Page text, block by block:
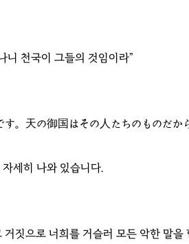
니 천국이 그들의 것임이라”
。天の御国はその人たちのものだか
세히 나와 있습니다.
짓으로 너희를 거슬러 모든 악한 말을